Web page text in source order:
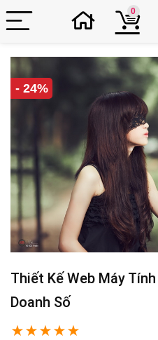
0
- 24%
Thiết Kế Web Máy
Doanh Số
★★★★★